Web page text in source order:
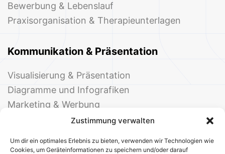
Zustimmung verwalten
Um dir ein optimales Erlebnis zu bieten, verwenden wir Technologien wie
Cookies, um Geräteinformationen zu speichern und/oder darauf
Bewerbung & Lebenslauf
Praxisorganisation & Therapieunterlagen
Kommunikation & Präsentation
Visualisierung & Präsentation
Diagramme und Infografiken
Marketing & Werbung
Events & Einladungen